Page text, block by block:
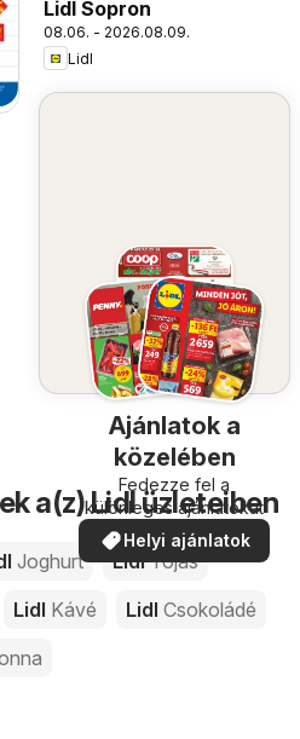
Lidl Sopron
08.06. - 2026.08.09.
Lidl
Ajánlatok a
közelében
Fedezze fel a
különleges ajánlatokat
Helyi ajánlatok
a(z) Lidl üzleteiben
Joghurt LidlTojás
Lidl Kávé Lidl Csokoládé